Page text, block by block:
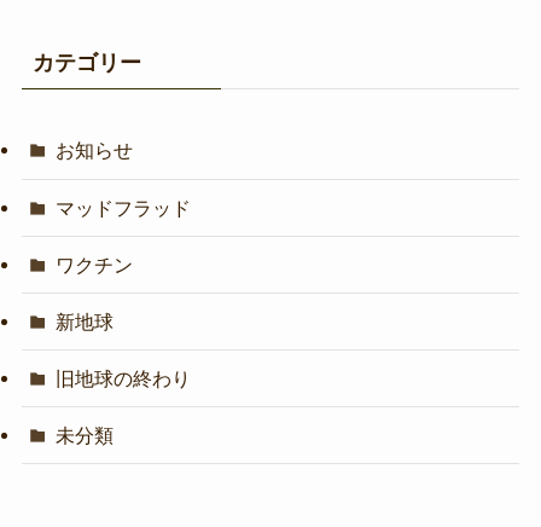
カテゴリー
お知らせ
マッドフラッド
ワクチン
新地球
旧地球の終わり
未分類